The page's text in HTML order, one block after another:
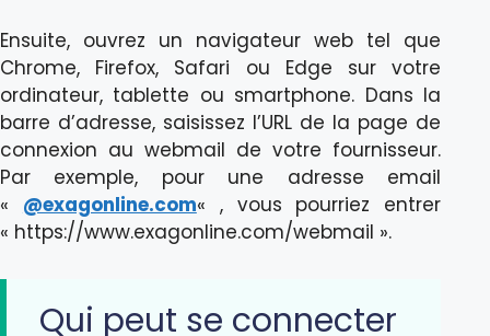
Ensuite, ouvrez un navigateur web tel que
Chrome, Firefox, Safari ou Edge sur votre
ordinateur, tablette ou smartphone. Dans la
barre d’adresse, saisissez l’URL de la page de
connexion au webmail de votre fournisseur.
Par exemple, pour une adresse email
« @exagonline.com« , vous pourriez entrer
« https://www.exagonline.com/webmail ».
Qui peut se connecter